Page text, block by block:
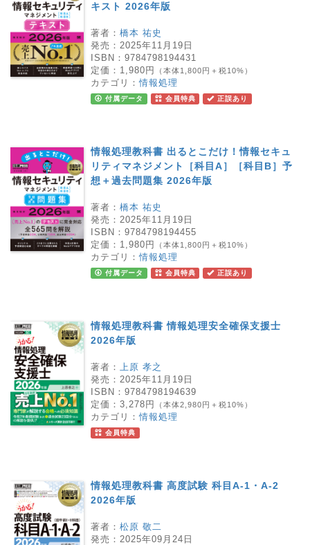
キスト 2026年版
著者： 橋本 祐史
発売： 2025年11月19日
ISBN： 9784798194431
定価： 1,980円 （本体1,800円＋税10%）
カテゴリ：情報処理
付属データ 会員特典 正誤あり
情報処理教科書 出るとこだけ！情報セキュ
リティマネジメント［科目A］［科目B］予
想＋過去問題集 2026年版
著者： 橋本 祐史
発売： 2025年11月19日
ISBN： 9784798194455
定価： 1,980円 （本体1,800円＋税10%）
カテゴリ：情報処理
付属データ 会員特典 正誤あり
情報処理教科書 情報処理安全確保支援士
2026年版
著者：
上原 孝之
発売： 2025年11月19日
ISBN： 9784798194639
定価： 3,278円 （本体2,980円＋税10%）
カテゴリ：情報処理
会員特典
情報処理教科書 高度試験 科目A-1・A-2
2026年版
著者： 松原 敬二
発売： 2025年09月24日